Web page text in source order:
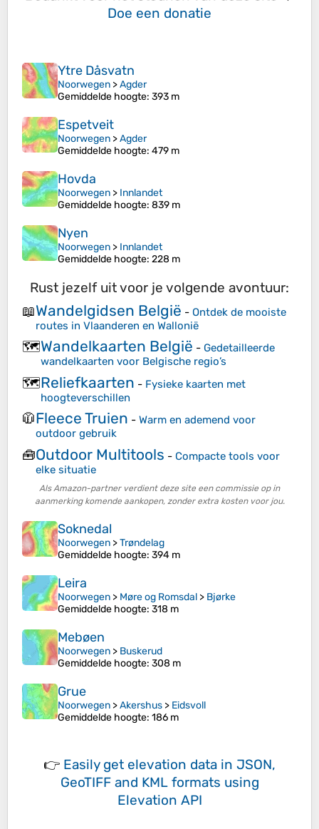
Doe een donatie
Ytre Dåsvatn
Noorwegen >Agder
Gemiddelde hoogte: 393 m
Espetveit
Noorwegen >Agder
Gemiddelde hoogte: 479 m
Hovda
Noorwegen > Innlandet
Gemiddelde hoogte: 839 m
Nyen
Noorwegen > Innlandet
Gemiddelde hoogte: 228 m
Rust jezelf uit voor je volgende avontuur:
📖Wandelgidsen België - Ontdek de mooiste
routes in Vlaanderen en Wallonië
🗺️Wandelkaarten België - Gedetailleerde
wandelkaarten voor Belgische regio’s
🗺️Reliefkaarten - Fysieke kaarten met
hoogteverschillen
🧥Fleece Truien - Warm en ademend voor
outdoor gebruik
🧰Outdoor Multitools - Compacte tools voor
elke situatie
Als Amazon-partner verdient deze site een commissie op in
aanmerking komende aankopen, zonder extra kosten voor jou.
Soknedal
Noorwegen >Trøndelag
Gemiddelde hoogte: 394 m
Leira
Noorwegen > Møre og Romsdal > Bjørke
Gemiddelde hoogte: 318 m
Mebøen
Noorwegen > Buskerud
Gemiddelde hoogte: 308 m
Grue
Noorwegen >Akershus > Eidsvoll
Gemiddelde hoogte: 186 m
👉 Easily get elevation data in JSON,
GeoTIFF and KML formats using
Elevation API